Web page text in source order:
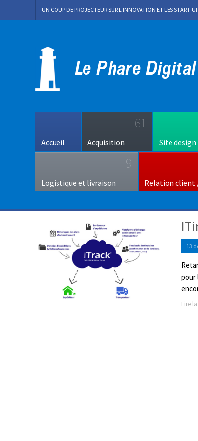
UN COUP DE PROJECTEUR SUR L’INNOVATION ET LES START-UP
Accueil
61
Acquisition Site
9
Logistique et livraison Relation client
13
pour
Lire